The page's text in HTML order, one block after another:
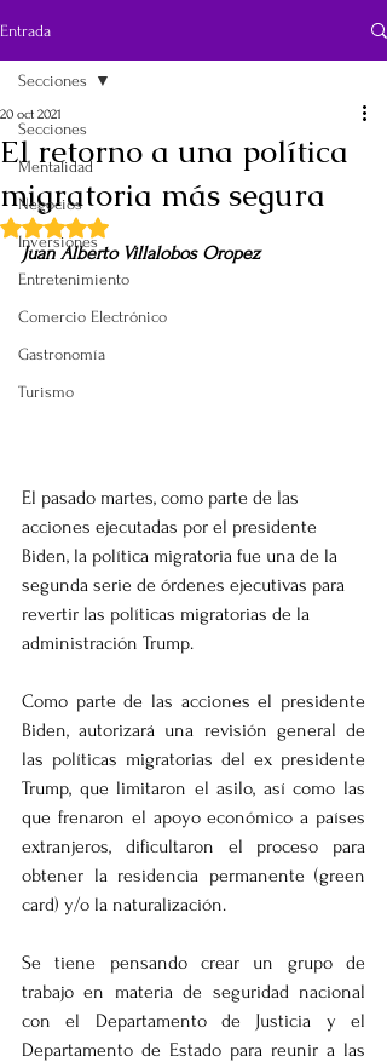
Entrada
Secciones
Mentalidad
Negocios
Inversiones
Entretenimiento
Comercio Electrónico
Gastronomía
Turismo
Secciones
El retorno a una política
migratoria más segura
20 oct 2021
Obtuvo NaN de 5 estrellas.
Juan Alberto Villalobos Oropez
El pasado martes, como parte de las
acciones ejecutadas por el presidente
Biden, la política migratoria fue una de la
segunda serie de órdenes ejecutivas para
revertir las políticas migratorias de la
administración Trump.
Como parte de las acciones el presidente
Biden, autorizará una revisión general de
las políticas migratorias del ex presidente
Trump, que limitaron el asilo, así como las
que frenaron el apoyo económico a países
extranjeros, dificultaron el proceso para
obtener la residencia permanente (green
card) y/o la naturalización.
Se tiene pensando crear un grupo de
trabajo en materia de seguridad nacional
con el Departamento de Justicia y el
Departamento de Estado para reunir a las